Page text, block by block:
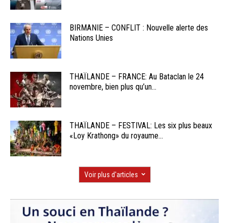
BIRMANIE – CONFLIT : Nouvelle alerte des
Nations Unies
THAÏLANDE – FRANCE: Au Bataclan le 24
novembre, bien plus qu’un...
THAÏLANDE – FESTIVAL: Les six plus beaux
«Loy Krathong» du royaume...
Voir plus d'articles